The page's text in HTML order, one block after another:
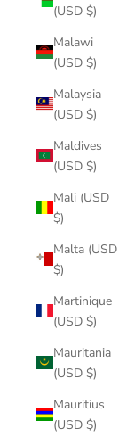
(USD $)
Malawi
(USD $)
Malaysia
(USD $)
Maldives
(USD $)
Mali (USD
$)
Malta (USD
$)
Martinique
(USD $)
Mauritania
(USD $)
Mauritius
(USD $)